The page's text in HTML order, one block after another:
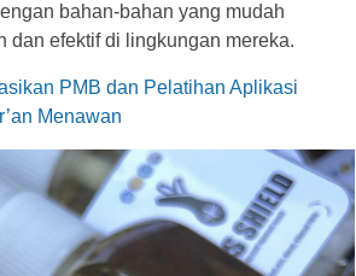
bahan-bahan yang mudah
dan efektif di lingkungan mereka.
PMB dan Pelatihan Aplikasi
Menawan